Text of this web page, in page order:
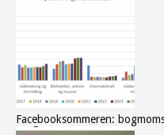
Facebooksommeren: